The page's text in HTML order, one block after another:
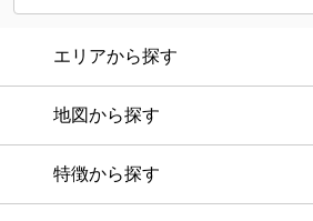
エリアから探す
地図から探す
特徴から探す